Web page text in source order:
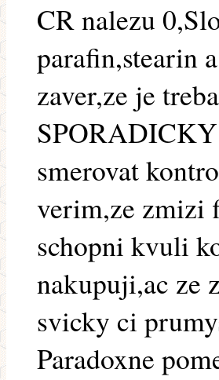
CR nalezu
parafin,stearin
zaver,ze je
smerovat
verim,ze zmizi
schopni kvuli
nakupuji,ac ze
svicky ci
Paradoxne